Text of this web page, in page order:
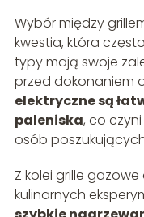
Wybór między
kwestia, która
typy mają swoje
przed dokonaniem
elektryczne są
paleniska, co
osób
Z kolei grille
kulinarnych